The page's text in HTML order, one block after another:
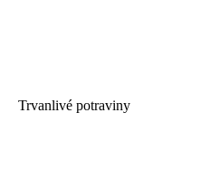
Trvanlivé potraviny